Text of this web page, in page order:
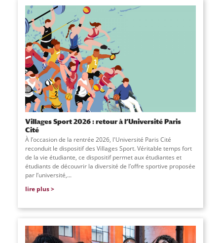
Villages Sport 2026 : retour à l’Université Paris
Cité
À l’occasion de la rentrée 2026, l'Université Paris Cité
reconduit le dispositif des Villages Sport. Véritable temps fort
de la vie étudiante, ce dispositif permet aux étudiantes et
étudiants de découvrir la diversité de l’offre sportive proposée
par l’université,...
lire plus